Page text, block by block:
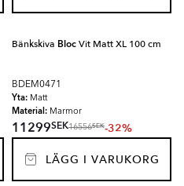
Bänkskiva BlocVit Matt XL 100 cm
BDEM0471
Yta: Matt
Material: Marmor
11299SEK16556SEK-32%
LÄGG I VARUKORG